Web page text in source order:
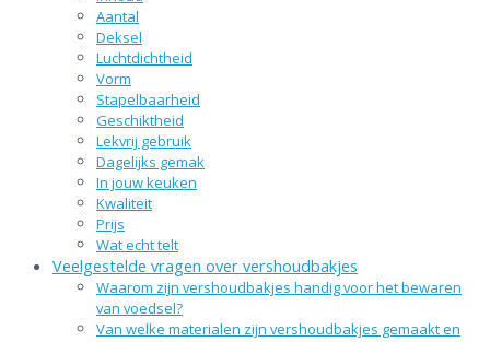
Aantal
Deksel
Luchtdichtheid
Vorm
Stapelbaarheid
Geschiktheid
Lekvrij gebruik
Dagelijks gemak
In jouw keuken
Kwaliteit
Prijs
Wat echt telt
Veelgestelde vragen over vershoudbakjes
Waarom zijn vershoudbakjes handig voor het bewaren
van voedsel?
Van welke materialen zijn vershoudbakjes gemaakt en